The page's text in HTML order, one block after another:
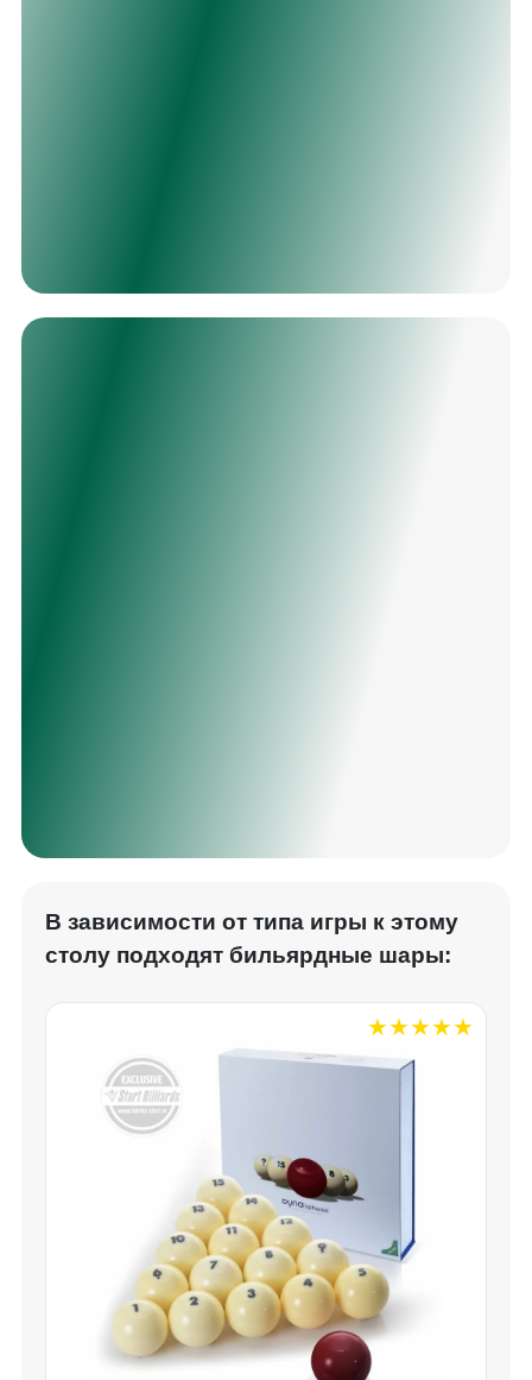
В зависимости от типа игры к этому
столу подходят бильярдные шары: